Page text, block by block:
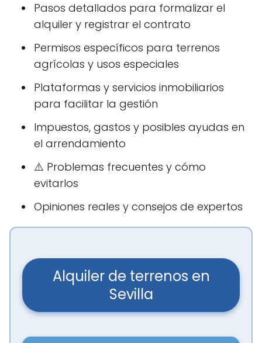
Pasos detallados para formalizar el
alquiler y registrar el contrato
Permisos específicos para terrenos
agrícolas y usos especiales
Plataformas y servicios inmobiliarios
para facilitar la gestión
Impuestos, gastos y posibles ayudas en
el arrendamiento
⚠️ Problemas frecuentes y cómo
evitarlos
Opiniones reales y consejos de expertos
Alquiler de terrenos en
Sevilla